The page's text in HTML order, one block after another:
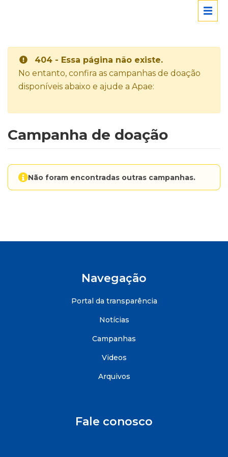
404 - Essa página não existe.
No entanto, confira as campanhas de doação
disponíveis abaixo e ajude a Apae:
Campanha de doação
Não foram encontradas outras campanhas.
Navegação
Portal da transparência
Notícias
Campanhas
Videos
Arquivos
Fale conosco